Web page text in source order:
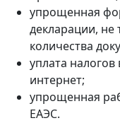
упрощенная
декларации,
количества
уплата
интернет;
упрощенная
ЕАЭС.